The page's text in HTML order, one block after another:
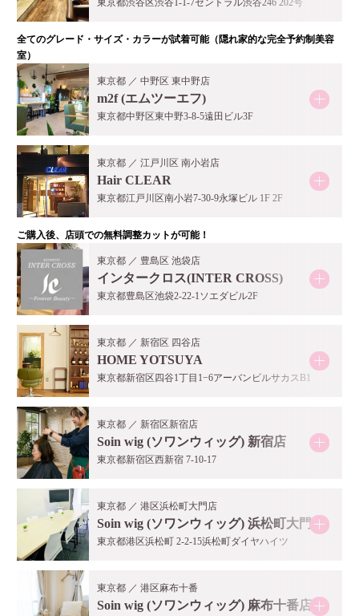
東京都渋谷区渋谷1-1-7セントラル渋谷246 202号
全てのグレード・サイズ・カラーが試着可能（隠れ家的な完全予約制美容
室）
東京都 ／ 中野区 東中野店
m2f (エムツーエフ)
東京都中野区東中野3-8-5遠田ビル3F
東京都 ／ 江戸川区 南小岩店
Hair CLEAR
東京都江戸川区南小岩7-30-9永塚ビル 1F 2F
ご購入後、店頭での無料調整カットが可能！
東京都 ／ 豊島区 池袋店
インタークロス(INTER CROSS)
東京都豊島区池袋2-22-1ソエダビル2F
東京都 ／ 新宿区 四谷店
HOME YOTSUYA
東京都新宿区四谷1丁目1−6アーバンビルサカスB1
東京都 ／ 新宿区新宿店
Soin wig (ソワンウィッグ) 新宿店
東京都新宿区西新宿 7-10-17
東京都 ／ 港区浜松町大門店
Soin wig (ソワンウィッグ) 浜松町大門店
東京都港区浜松町 2-2-15浜松町ダイヤハイツ
東京都 ／ 港区麻布十番
Soin wig (ソワンウィッグ) 麻布十番店